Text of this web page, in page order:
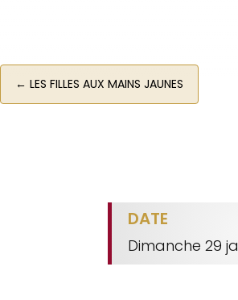
←LES FILLES AUX MAINS JAUNES
DATE
Dimanche 29